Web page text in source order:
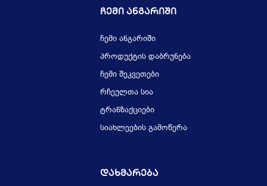
Ჩემი Ანგარიში
ჩემი ანგარიში
პროდუქტის დაბრუნება
ჩემი შეკვეთები
რჩეულთა სია
ტრანზაქციები
სიახლეების გამოწერა
Დახმარება